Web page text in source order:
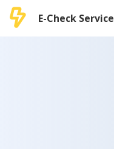
E-Check Service